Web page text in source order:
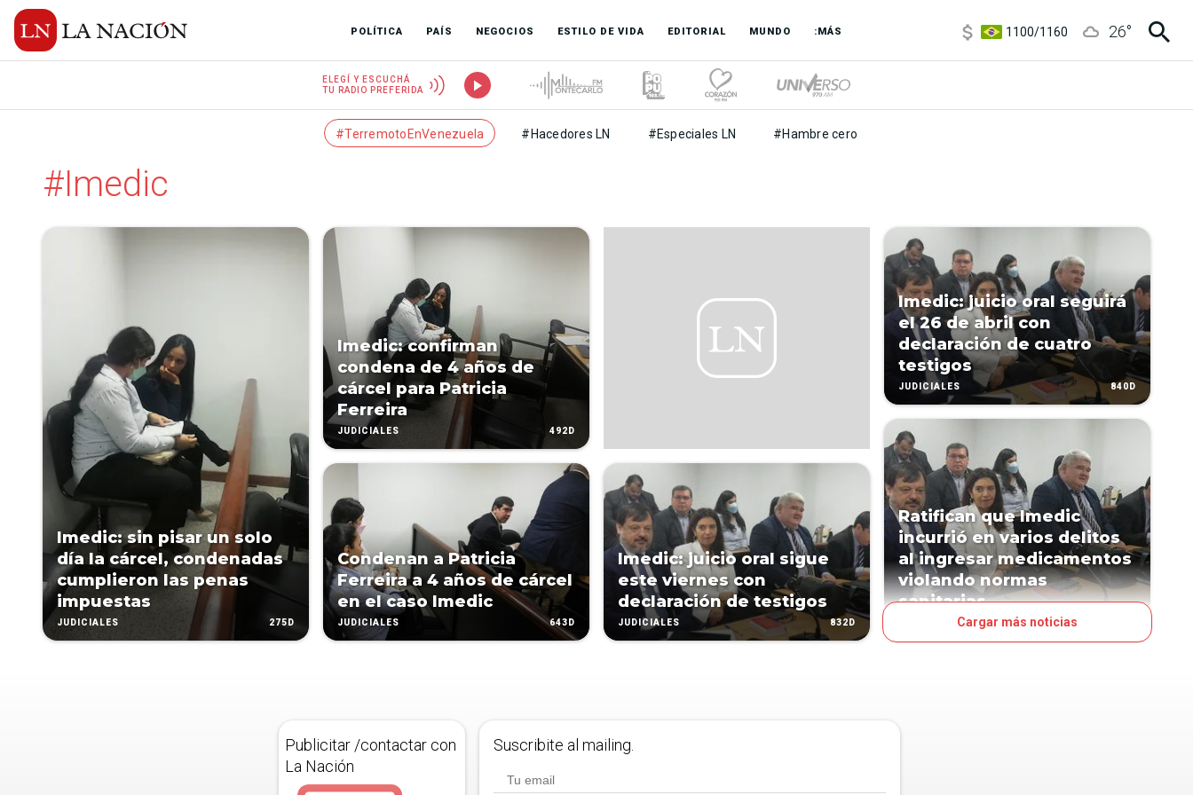
POLÍTICA PAÍS NEGOCIOS ESTILO DE VIDA EDITORIAL MUNDO :MÁS
1100/1160
26°
ELEGÍ Y ESCUCHÁ
TU RADIO PREFERIDA
#TerremotoEnVenezuela #Hacedores LN #Especiales LN #Hambre cero
#Imedic
Imedic: sin pisar un solo
día la cárcel, condenadas
cumplieron las penas
impuestas
JUDICIALES 275D
Imedic: confirman
condena de 4 años de
cárcel para Patricia
Ferreira
JUDICIALES 492D
Condenan a Patricia
Ferreira a 4 años de cárcel
en el caso Imedic
JUDICIALES 643D
Imedic: juicio oral sigue
este viernes con
declaración de testigos
JUDICIALES 832D
Imedic: juicio oral seguirá
el 26 de abril con
declaración de cuatro
testigos
JUDICIALES 840D
Ratifican que Imedic
incurrió en varios delitos
al ingresar medicamentos
violando normas
sanitarias
JUDICIALESCargar más noticias
Publicitar /contactar con
La Nación
Suscribite al mailing.